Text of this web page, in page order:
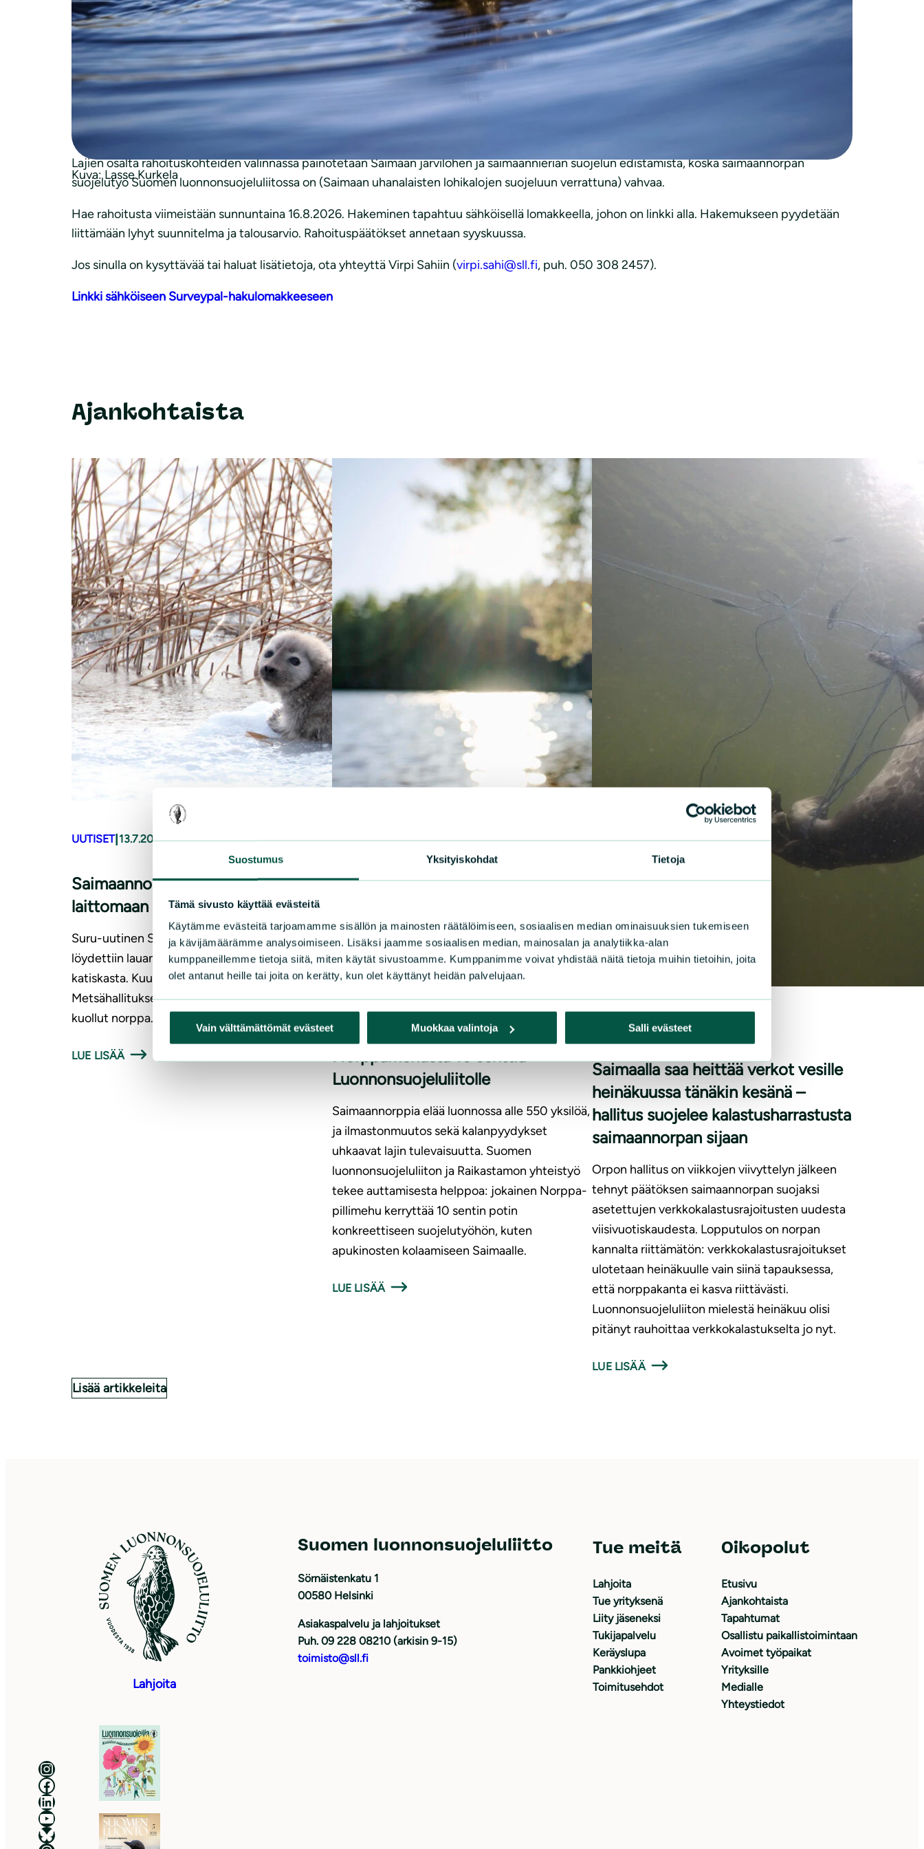
Suostumus Yksityiskohdat Tietoja
Tämä sivusto käyttää evästeitä
Käytämme evästeitä tarjoamamme sisällön ja mainosten räätälöimiseen, sosiaalisen median ominaisuuksien tukemiseen
ja kävijämäärämme analysoimiseen. Lisäksi jaamme sosiaalisen median, mainosalan ja analytiikka-alan
kumppaneillemme tietoja siitä, miten käytät sivustoamme. Kumppanimme voivat yhdistää näitä tietoja muihin tietoihin, joita
olet antanut heille tai joita on kerätty, kun olet käyttänyt heidän palvelujaan.
Vain välttämättömät evästeet Muokkaa valintoja Salli evästeet
Kuva: Lasse Kurkela
Suomen luonnonsuojeluliiton Saimaannorppa-rahastosta on nyt haettavissa rahaa näiden lajien suojelun edistämiseen, Pentti Ahokaisen
testamentin osoittaman tarkoituksen mukaisesti.
Haun kohde on Saimaan järvilohen, saimaannieriän ja/tai saimaannorpan suojelu.
Myönnettävän rahoituksen käyttöaika on vuodet 2026-2027.
Jaossa on yhteensä 20 000 euroa.
Rahoituksen toivotaan kohdistuvan erityisesti järjestötoimijoiden resurssien vahvistamiseen, ml. Luonnonsuojeluliiton piirien ja yhdistysten
toimijat.
Lajien osalta rahoituskohteiden valinnassa painotetaan Saimaan järvilohen ja saimaannieriän suojelun edistämistä, koska saimaannorpan
suojelutyö Suomen luonnonsuojeluliitossa on (Saimaan uhanalaisten lohikalojen suojeluun verrattuna) vahvaa.
Hae rahoitusta viimeistään sunnuntaina 16.8.2026. Hakeminen tapahtuu sähköisellä lomakkeella, johon on linkki alla. Hakemukseen pyydetään
liittämään lyhyt suunnitelma ja talousarvio. Rahoituspäätökset annetaan syyskuussa.
Jos sinulla on kysyttävää tai haluat lisätietoja, ota yhteyttä Virpi Sahiin (virpi.sahi@sll.fi, puh. 050 308 2457).
Linkki sähköiseen Surveypal-hakulomakkeeseen
Ajankohtaista
UUTISET| 13.7.2026
Saimaannorpan kuutti hukkui
laittomaan katiskaan
Suru-uutinen Saimaalta. Saimaannorpan kuutti
löydettiin lauantaina kuolleena löysänieluisesta
katiskasta. Kuutti on jo yhdeksäs tänä vuonna
Metsähallituksen tietoon tullut pyydyksiin
kuollut norppa.
LUE LISÄÄ
UUTISET|2.7.2026
Saimaannorpan suojelutyötä voi
tukea maistuvasti – jokaisesta
Norppamehusta 10 senttiä
Luonnonsuojeluliitolle
Saimaannorppia elää luonnossa alle 550 yksilöä,
ja ilmastonmuutos sekä kalanpyydykset
uhkaavat lajin tulevaisuutta. Suomen
luonnonsuojeluliiton ja Raikastamon yhteistyö
tekee auttamisesta helppoa: jokainen Norppa-
pillimehu kerryttää 10 sentin potin
konkreettiseen suojelutyöhön, kuten
apukinosten kolaamiseen Saimaalle.
LUE LISÄÄ
TIEDOTTEET|13.5.2026
Saimaalla saa heittää verkot vesille
heinäkuussa tänäkin kesänä –
hallitus suojelee kalastusharrastusta
saimaannorpan sijaan
Orpon hallitus on viikkojen viivyttelyn jälkeen
tehnyt päätöksen saimaannorpan suojaksi
asetettujen verkkokalastusrajoitusten uudesta
viisivuotiskaudesta. Lopputulos on norpan
kannalta riittämätön: verkkokalastusrajoitukset
ulotetaan heinäkuulle vain siinä tapauksessa,
että norppakanta ei kasva riittävästi.
Luonnonsuojeluliiton mielestä heinäkuu olisi
pitänyt rauhoittaa verkkokalastukselta jo nyt.
LUE LISÄÄ
Lisää artikkeleita
Lahjoita
Suomen luonnonsuojeluliitto
Sörnäistenkatu 1
00580 Helsinki
Asiakaspalvelu ja lahjoitukset
Puh. 09 228 08210 (arkisin 9-15)
toimisto@sll.fi
Tue meitä
Lahjoita
Tue yrityksenä
Liity jäseneksi
Tukijapalvelu
Keräyslupa
Pankkiohjeet
Toimitusehdot
Oikopolut
Etusivu
Ajankohtaista
Tapahtumat
Osallistu paikallistoimintaan
Avoimet työpaikat
Yrityksille
Medialle
Yhteystiedot
Luonnonsuojeluliitto Instagramissa
Luonnonsuojeluliitto Facebookissa
Luonnonsuojeluliitto LinkedInissä
Luonnonsuojeluliiton YouTube-kanava
Luonnonsuojeluliitto Blueskyssa